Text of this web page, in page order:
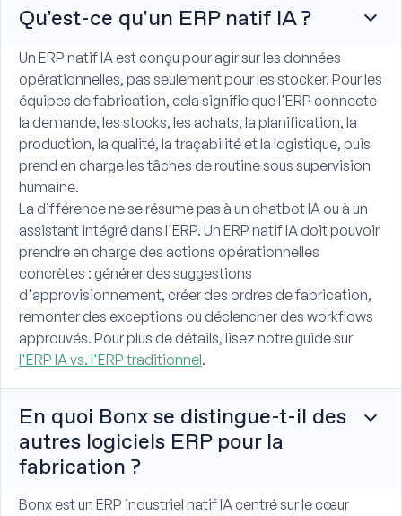
Qu'est-ce qu'un ERP natif IA ?
Un ERP natif IA est conçu pour agir sur les données
opérationnelles, pas seulement pour les stocker. Pour les
équipes de fabrication, cela signifie que l'ERP connecte
la demande, les stocks, les achats, la planification, la
production, la qualité, la traçabilité et la logistique, puis
prend en charge les tâches de routine sous supervision
humaine.
La différence ne se résume pas à un chatbot IA ou à un
assistant intégré dans l'ERP. Un ERP natif IA doit pouvoir
prendre en charge des actions opérationnelles
concrètes : générer des suggestions
d'approvisionnement, créer des ordres de fabrication,
remonter des exceptions ou déclencher des workflows
approuvés. Pour plus de détails, lisez notre guide sur
l'ERP IA vs. l'ERP traditionnel.
En quoi Bonx se distingue-t-il des
autres logiciels ERP pour la
fabrication ?
Bonx est un ERP industriel natif IA centré sur le cœur